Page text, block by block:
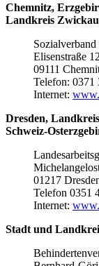
Chemnitz,
Landkreis
Elisenstraße 12
09111
Telefon: 0371
Internet:
Dresden,
Schweiz-
01217
Telefon 0351
Internet:
Stadt und